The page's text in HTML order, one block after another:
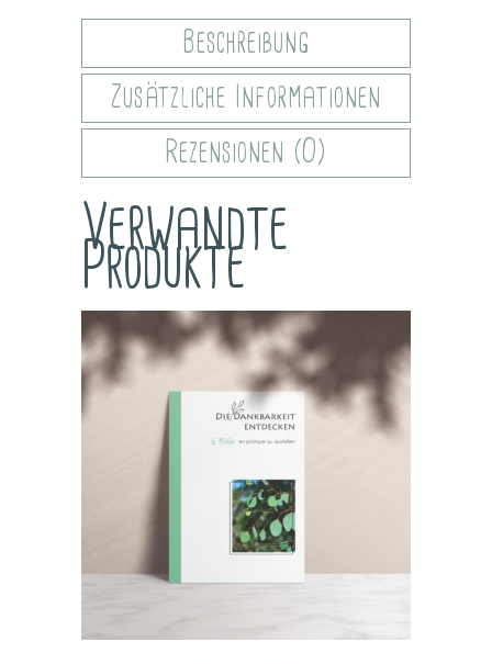
Beschreibung
Zusätzliche Informationen
Rezensionen (0)
Verwandte
Produkte